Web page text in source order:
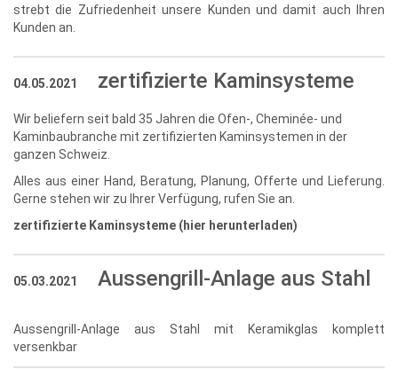
strebt die Zufriedenheit unsere Kunden und damit auch Ihren
Kunden an.
04.05.2021 zertifizierte Kaminsysteme
Wir beliefern seit bald 35 Jahren die Ofen-, Cheminée- und
Kaminbaubranche mit zertifizierten Kaminsystemen in der
ganzen Schweiz.
Alles aus einer Hand, Beratung, Planung, Offerte und Lieferung.
Gerne stehen wir zu Ihrer Verfügung, rufen Sie an.
zertifizierte Kaminsysteme (hier herunterladen)
05.03.2021 Aussengrill-Anlage aus Stahl
Aussengrill-Anlage aus Stahl mit Keramikglas komplett
versenkbar